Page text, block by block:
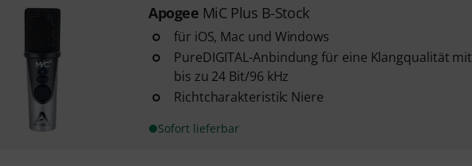
Apogee MiC Plus B-Stock
für iOS, Mac und Windows
PureDIGITAL-Anbindung für eine Klangqualität mit
bis zu 24 Bit/96 kHz
Richtcharakteristik: Niere
Sofort lieferbar